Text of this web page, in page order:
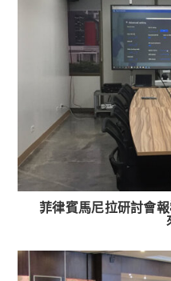
菲律賓馬尼拉研討會